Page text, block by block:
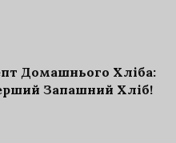
Домашнього Хліба:
Запашний Хліб!